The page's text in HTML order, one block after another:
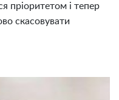
пріоритетом і тепер
скасовувати